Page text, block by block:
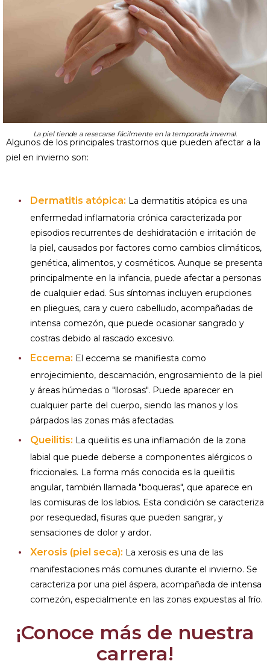
La piel tiende a resecarse fácilmente en la temporada invernal.
Algunos de los principales trastornos que pueden afectar a la
piel en invierno son:
Dermatitis atópica: La dermatitis atópica es una
enfermedad inflamatoria crónica caracterizada por
episodios recurrentes de deshidratación e irritación de
la piel, causados por factores como cambios climáticos,
genética, alimentos, y cosméticos. Aunque se presenta
principalmente en la infancia, puede afectar a personas
de cualquier edad. Sus síntomas incluyen erupciones
en pliegues, cara y cuero cabelludo, acompañadas de
intensa comezón, que puede ocasionar sangrado y
costras debido al rascado excesivo.
Eccema: El eccema se manifiesta como
enrojecimiento, descamación, engrosamiento de la piel
y áreas húmedas o "llorosas". Puede aparecer en
cualquier parte del cuerpo, siendo las manos y los
párpados las zonas más afectadas.
Queilitis: La queilitis es una inflamación de la zona
labial que puede deberse a componentes alérgicos o
friccionales. La forma más conocida es la queilitis
angular, también llamada "boqueras", que aparece en
las comisuras de los labios. Esta condición se caracteriza
por resequedad, fisuras que pueden sangrar, y
sensaciones de dolor y ardor.
Xerosis (piel seca): La xerosis es una de las
manifestaciones más comunes durante el invierno. Se
caracteriza por una piel áspera, acompañada de intensa
comezón, especialmente en las zonas expuestas al frío.
¡Conoce más de nuestra
carrera!